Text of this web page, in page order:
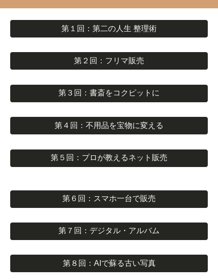
第１回：第二の人生 整理術
第２回：フリマ販売
第３回：書斎をコクピットに
第４回：不用品を宝物に変える
第５回：プロが教えるネット販売
第６回：スマホ一台で販売
第７回：デジタル・アルバム
第８回：AIで蘇る古い写真